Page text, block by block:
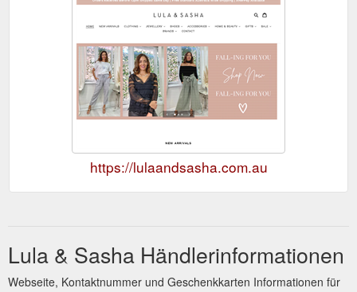
https://lulaandsasha.com.au
Lula & Sasha Händlerinformationen
Webseite, Kontaktnummer und Geschenkkarten Informationen für